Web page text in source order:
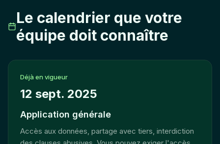
Le calendrier que votre
équipe doit connaître
Déjà en vigueur
12 sept. 2025
Application générale
Accès aux données, partage avec tiers, interdiction